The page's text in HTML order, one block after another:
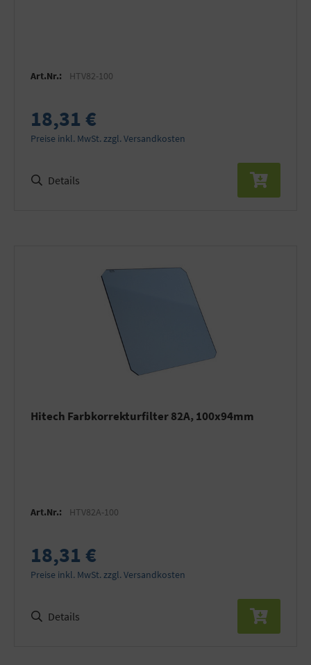
Art.Nr.: HTV82-100
18,31 €
Preise inkl. MwSt. zzgl. Versandkosten
Details
Hitech Farbkorrekturfilter 82A, 100x94mm
Art.Nr.: HTV82A-100
18,31 €
Preise inkl. MwSt. zzgl. Versandkosten
Details